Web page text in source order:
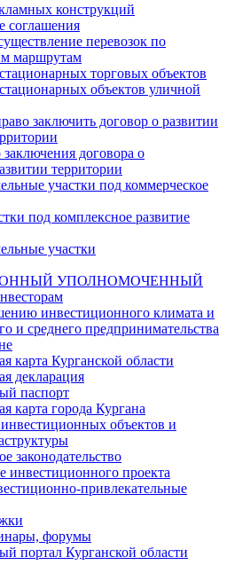
конструкций
соглашения
перевозок по
маршрутам
торговых объектов
объектов уличной
заключить договор о развитии
договора о
территории
участки под коммерческое
под комплексное развитие
участки
УПОЛНОМОЧЕННЫЙ
инвестиционного климата и
и среднего предпринимательства
карта Курганской области
декларация
паспорт
карта города Кургана
объектов и
законодательство
инвестиционного проекта
привлекательные
форумы
портал Курганской области